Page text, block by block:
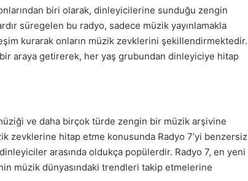
biri olarak, dinleyicilerine sunduğu zengin
süregelen bu radyo, sadece müzik yayınlamakla
kurarak onların müzik zevklerini şekillendirmektedir.
araya getirerek, her yaş grubundan dinleyiciye hitap
ve daha birçok türde zengin bir müzik arşivine
zevklerine hitap etme konusunda Radyo 7’yi benzersiz
arasında oldukça popülerdir. Radyo 7, en yeni
müzik dünyasındaki trendleri takip etmelerine